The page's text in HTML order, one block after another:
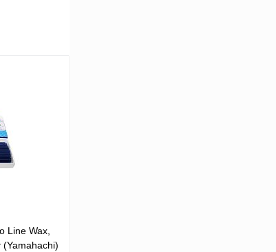
Line Wax,